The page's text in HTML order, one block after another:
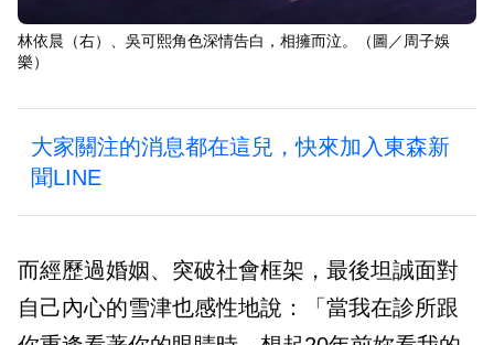
林依晨（右）、吳可熙角色深情告白，相擁而泣。（圖／周子娛
樂）
大家關注的消息都在這兒，快來加入東森新
聞LINE
而經歷過婚姻、突破社會框架，最後坦誠面對
自己內心的雪津也感性地說：「當我在診所跟